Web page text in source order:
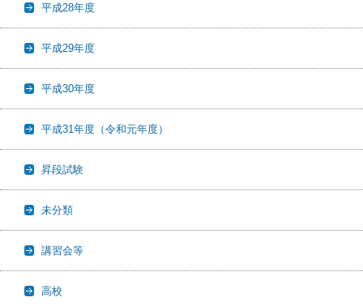
平成28年度
平成29年度
平成30年度
平成31年度（令和元年度）
昇段試験
未分類
講習会等
高校